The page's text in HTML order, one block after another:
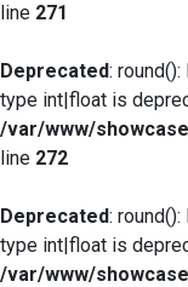
line 271
Deprecated:
type int|float is
/var/www/
line 272
Deprecated:
type int|float is
/var/www/